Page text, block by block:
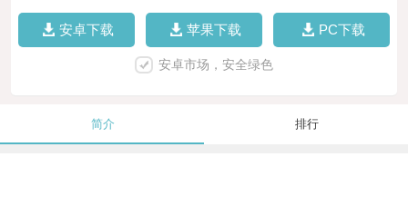
安卓下载 苹果下载 PC下载
安卓市场，安全绿色
简介 排行